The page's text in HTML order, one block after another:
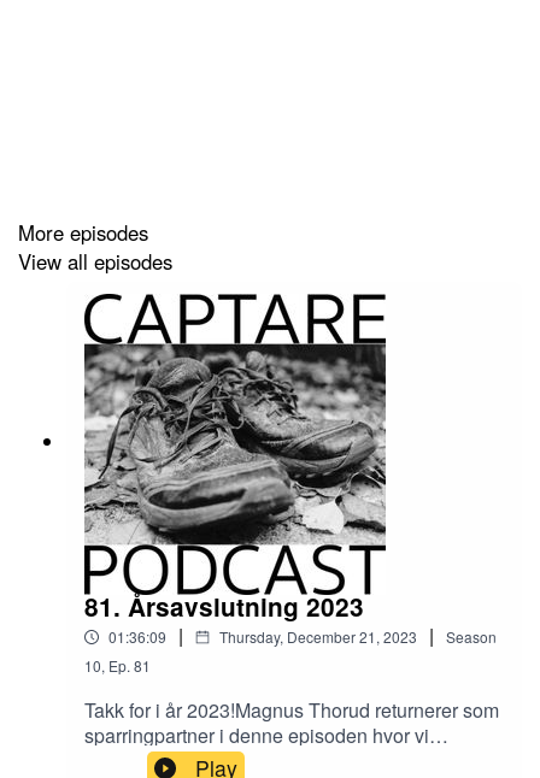
86 640Tusen takk for anmeldelser på
podcastens synlighet!Captare på
Facebook
More episodes
View all episodes
81. Årsavslutning 2023
01:36:09 | Thursday, December 21, 2023 |
Season
10, Ep. 81
Takk for i år 2023!Magnus Thorud returnerer som
sparringpartner i denne episoden hvor vi
oppsummerer (litt av) 2023.Dette er som en
Play